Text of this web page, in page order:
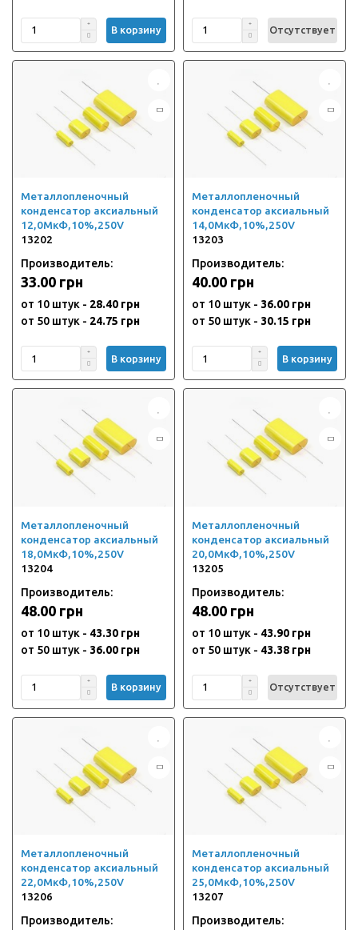
В корзину Отсутствует
Металлопленочный
конденсатор аксиальный
12,0МкФ,10%,250V
13202
Производитель:
33.00 грн
от 10 штук - 28.40 грн
от 50 штук - 24.75 грн
В корзину
Металлопленочный
конденсатор аксиальный
14,0МкФ,10%,250V
13203
Производитель:
40.00 грн
от 10 штук - 36.00 грн
от 50 штук - 30.15 грн
В корзину
Металлопленочный
конденсатор аксиальный
18,0МкФ,10%,250V
13204
Производитель:
48.00 грн
от 10 штук - 43.30 грн
от 50 штук - 36.00 грн
В корзину
Металлопленочный
конденсатор аксиальный
20,0МкФ,10%,250V
13205
Производитель:
48.00 грн
от 10 штук - 43.90 грн
от 50 штук - 43.38 грн
Отсутствует
Металлопленочный
конденсатор аксиальный
22,0МкФ,10%,250V
13206
Производитель:
Металлопленочный
конденсатор аксиальный
25,0МкФ,10%,250V
13207
Производитель: